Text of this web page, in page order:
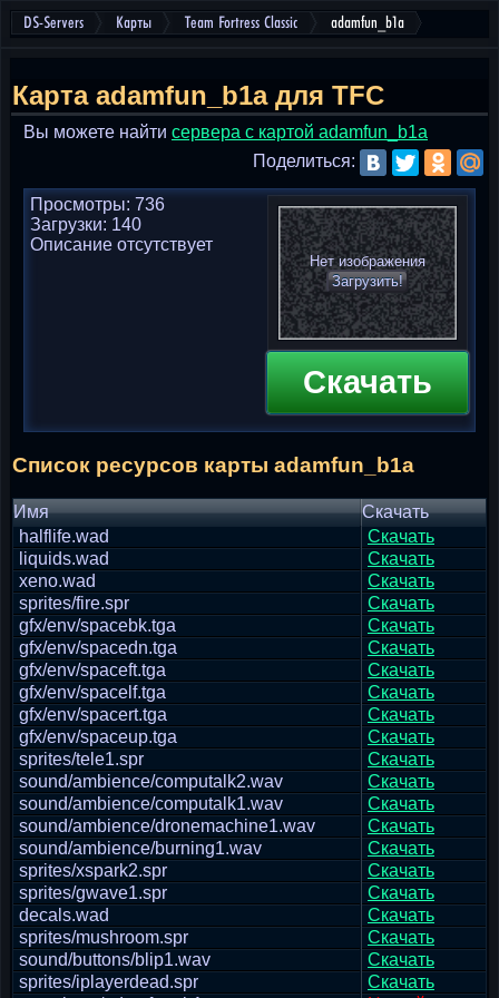
DS-Servers Карты Team Fortress Classic adamfun_b1a
Карта adamfun_b1a для TFC
Вы можете найти cервера с картой adamfun_b1a
Поделиться:
Нет изображения
Загрузить!
Скачать
Просмотры: 736
Загрузки: 140
Описание отсутствует
Список ресурсов карты adamfun_b1a
Имя
Скачать
halflife.wad
Скачать
liquids.wad
Скачать
xeno.wad
Скачать
sprites/fire.spr
Скачать
gfx/env/spacebk.tga
Скачать
gfx/env/spacedn.tga
Скачать
gfx/env/spaceft.tga
Скачать
gfx/env/spacelf.tga
Скачать
gfx/env/spacert.tga
Скачать
gfx/env/spaceup.tga
Скачать
sprites/tele1.spr
Скачать
sound/ambience/computalk2.wav
Скачать
sound/ambience/computalk1.wav
Скачать
sound/ambience/dronemachine1.wav
Скачать
sound/ambience/burning1.wav
Скачать
sprites/xspark2.spr
Скачать
sprites/gwave1.spr
Скачать
decals.wad
Скачать
sprites/mushroom.spr
Скачать
sound/buttons/blip1.wav
Скачать
sprites/iplayerdead.spr
Скачать